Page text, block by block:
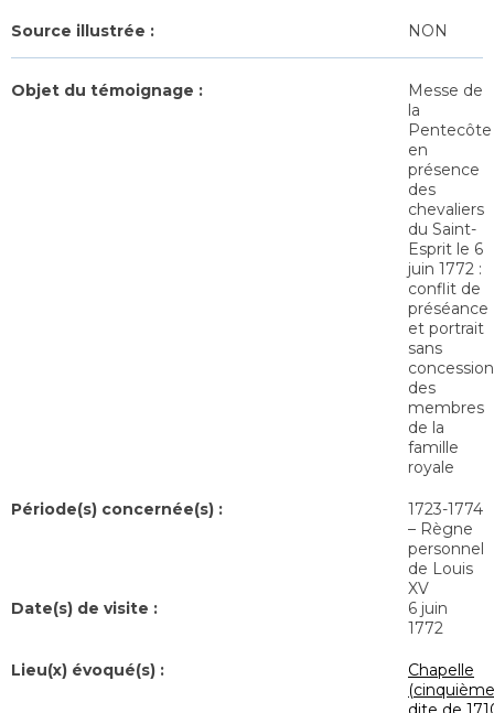
Source illustrée : NON
Objet du témoignage :
Messe de
la
Pentecôte
en
présence
des
chevaliers
du Saint-
Esprit le 6
juin 1772 :
conflit de
préséance
et portrait
sans
concession
des
membres
de la
famille
royale
Période(s) concernée(s) :
1723-1774
– Règne
personnel
de Louis
XV
Date(s) de visite :
6 juin
1772
Lieu(x) évoqué(s) :
Chapelle